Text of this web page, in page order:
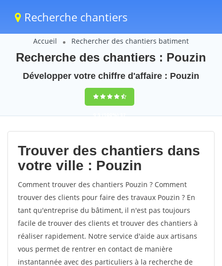
Recherche chantiers
Accueil Rechercher des chantiers batiment
Recherche des chantiers : Pouzin
Développer votre chiffre d'affaire : Pouzin
9,5(100%)37
votes
Trouver des chantiers dans
votre ville : Pouzin
Comment trouver des chantiers Pouzin ? Comment
trouver des clients pour faire des travaux Pouzin ? En
tant qu'entreprise du bâtiment, il n'est pas toujours
facile de trouver des clients et trouver des chantiers à
réaliser rapidement. Notre service d'aide aux artisans
vous permet de rentrer en contact de manière
instantannée avec des particuliers à la recherche de